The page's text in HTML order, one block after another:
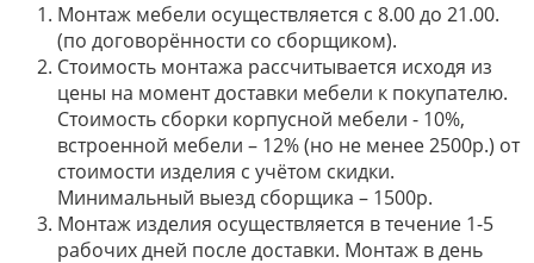
Монтаж мебели осуществляется с 8.00 до 21.00.
(по договорённости со сборщиком).
Стоимость монтажа рассчитывается исходя из
цены на момент доставки мебели к покупателю.
Стоимость сборки корпусной мебели - 10%,
встроенной мебели – 12% (но не менее 2500р.) от
стоимости изделия с учётом скидки.
Минимальный выезд сборщика – 1500р.
Монтаж изделия осуществляется в течение 1-5
рабочих дней после доставки. Монтаж в день